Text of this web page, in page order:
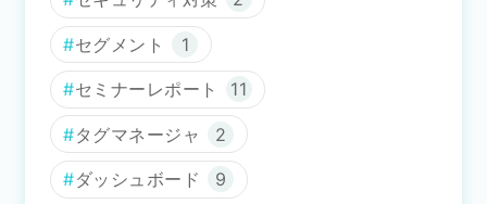
セグメント 1
セミナーレポート 11
タグマネージャ 2
ダッシュボード 9